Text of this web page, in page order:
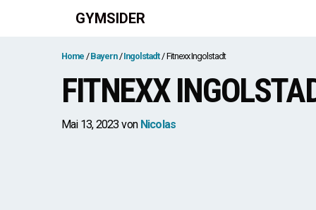
GYMSIDER
Home Bayern Ingolstadt Fitnexx Ingolstadt
FITNEXX
Mai 13, 2023 von Nicolas